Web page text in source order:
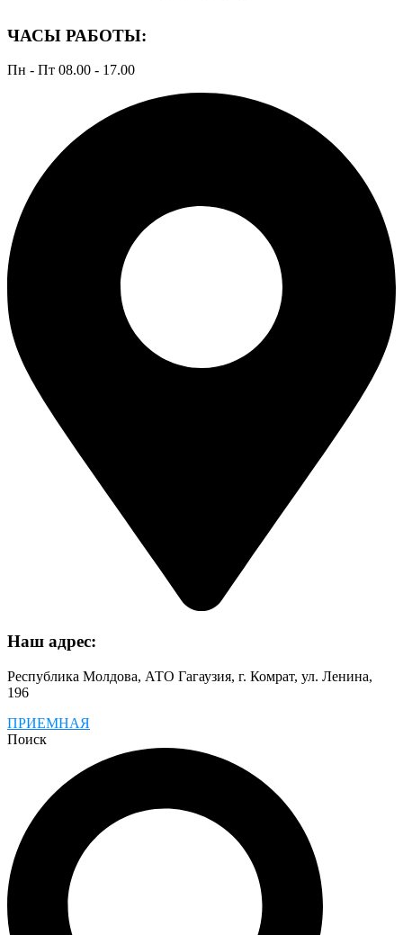
ЧАСЫ РАБОТЫ:
Пн - Пт 08.00 - 17.00
Наш адрес:
Республика Молдова, АТО Гагаузия, г. Комрат, ул. Ленина,
196
ПРИЕМНАЯ
Поиск